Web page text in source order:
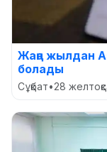
Жаңа жылдан
болады
Сұқбат•28